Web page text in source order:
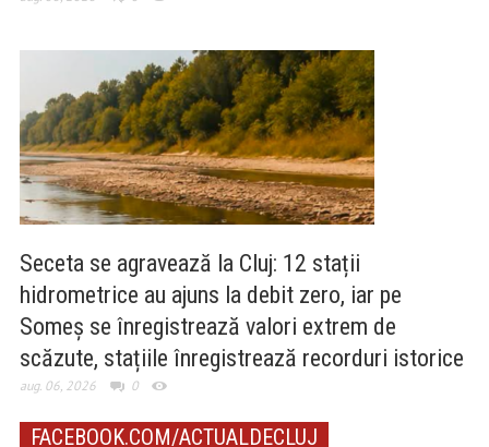
Seceta se agravează la Cluj: 12 stații
hidrometrice au ajuns la debit zero, iar pe
Someș se înregistrează valori extrem de
scăzute, stațiile înregistrează recorduri istorice
aug. 06, 2026 0
FACEBOOK.COM/ACTUALDECLUJ